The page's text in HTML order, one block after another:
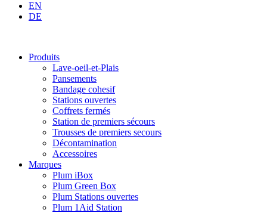
EN
DE
Produits
Lave-oeil-et-Plais
Pansements
Bandage cohesif
Stations ouvertes
Coffrets fermés
Station de premiers sécours
Trousses de premiers secours
Décontamination
Accessoires
Marques
Plum iBox
Plum Green Box
Plum Stations ouvertes
Plum 1Aid Station